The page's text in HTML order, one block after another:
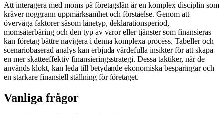
Att interagera med moms på företagslån är en komplex disciplin som
kräver noggrann uppmärksamhet och förståelse. Genom att
överväga faktorer såsom lånetyp, deklarationsperiod,
momsåterbäring och den typ av varor eller tjänster som finansieras
kan företag bättre navigera i denna komplexa process. Tabeller och
scenariobaserad analys kan erbjuda värdefulla insikter för att skapa
en mer skatteeffektiv finansieringsstrategi. Dessa taktiker, när de
används klokt, kan leda till betydande ekonomiska besparingar och
en starkare finansiell ställning för företaget.
Vanliga frågor